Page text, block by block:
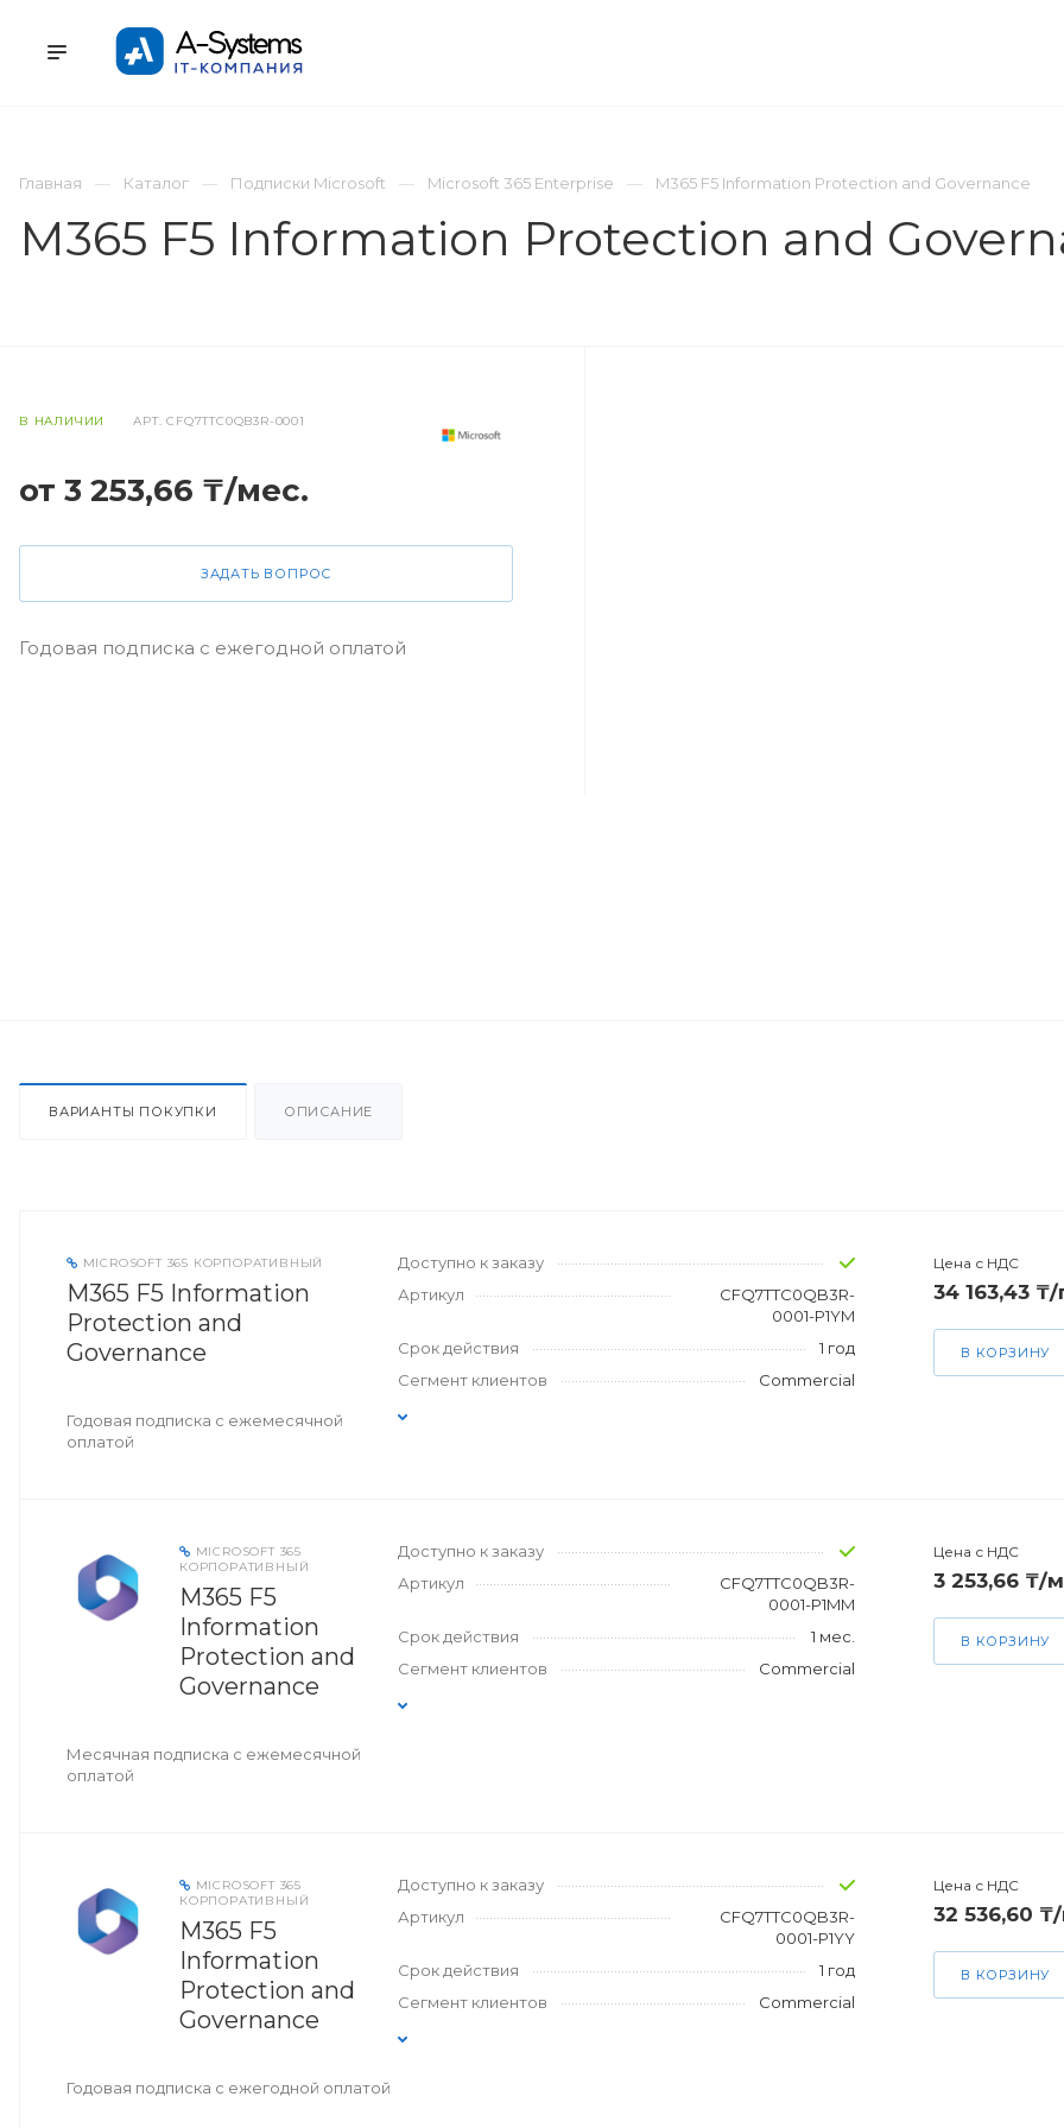
Главная
Каталог Подписки Microsoft Microsoft 365 Enterprise M365 F5 Information Protection and Governance
M365 F5 Information Protection and
В НАЛИЧИИ АРТ.CFQ7TTC0QB3R-0001
от 3 253,66 ₸/мес.
ЗАДАТЬ ВОПРОС
Годовая подписка с ежегодной оплатой
ВАРИАНТЫ ПОКУПКИ ОПИСАНИЕ
MICROSOFT 365 КОРПОРАТИВНЫЙ
M365 F5 Information
Protection and
Governance
Годовая подписка с ежемесячной
оплатой
Доступно к заказу
Артикул
CFQ7TTC0QB3R-
0001-P1YM
Срок действия
1 год
Сегмент клиентов
Commercial
Цена с НДС
34 163,43
В КОРЗИНУ
MICROSOFT 365
КОРПОРАТИВНЫЙ
M365 F5
Information
Protection and
Governance
Месячная подписка с ежемесячной
оплатой
Доступно к заказу
Артикул
CFQ7TTC0QB3R-
0001-P1MM
Срок действия
1 мес.
Сегмент клиентов
Commercial
Цена с НДС
3 253,66 ₸/
В КОРЗИНУ
MICROSOFT 365
КОРПОРАТИВНЫЙ
M365 F5
Information
Protection and
Governance
Годовая подписка с ежегодной оплатой
Доступно к заказу
Артикул
CFQ7TTC0QB3R-
0001-P1YY
Срок действия
1 год
Сегмент клиентов
Commercial
Цена с НДС
32 536,60
В КОРЗИНУ